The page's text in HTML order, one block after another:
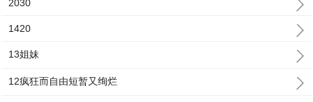
2030
1420
13姐妹
12疯狂而自由短暂又绚烂